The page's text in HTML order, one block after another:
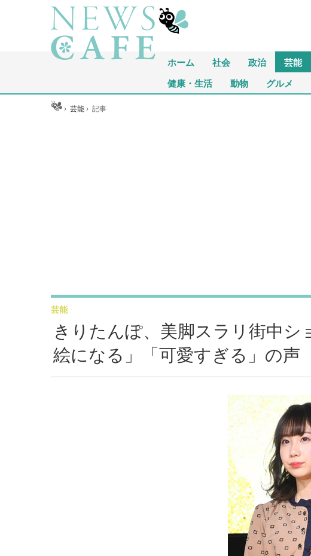
ホーム 社会 政治 芸能
健康・生活 動物 グルメ
ホーム ›芸能 ›記事
きりたんぽ、美脚スラリ街中
絵になる」「可愛すぎる」の声
芸能